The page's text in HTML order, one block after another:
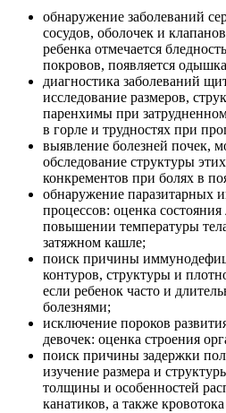
обнаружение заболеваний
сосудов, оболочек и
ребенка отмечается
покровов, появляется
диагностика заболеваний
исследование размеров,
паренхимы при
в горле и трудностях при
выявление болезней почек,
обследование структуры
конкрементов при болях в
обнаружение паразитарных
процессов: оценка
повышении температуры
затяжном кашле;
поиск причины
контуров, структуры и
если ребенок часто и
болезнями;
исключение пороков
девочек: оценка строения
поиск причины задержки
изучение размера и
толщины и особенностей
канатиков, а также